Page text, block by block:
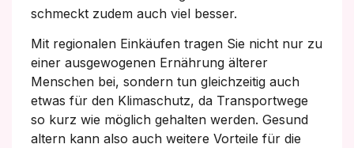
schmeckt zudem auch viel besser.
Mit regionalen Einkäufen tragen Sie nicht nur zu
einer ausgewogenen Ernährung älterer
Menschen bei, sondern tun gleichzeitig auch
etwas für den Klimaschutz, da Transportwege
so kurz wie möglich gehalten werden. Gesund
altern kann also auch weitere Vorteile für die